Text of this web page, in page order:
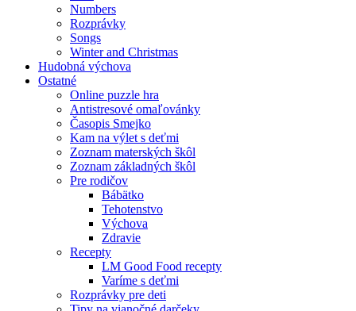
Numbers
Rozprávky
Songs
Winter and Christmas
Hudobná výchova
Ostatné
Online puzzle hra
Antistresové omaľovánky
Časopis Smejko
Kam na výlet s deťmi
Zoznam materských škôl
Zoznam základných škôl
Pre rodičov
Bábätko
Tehotenstvo
Výchova
Zdravie
Recepty
LM Good Food recepty
Varíme s deťmi
Rozprávky pre deti